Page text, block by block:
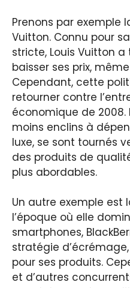
Prenons par exemple
Vuitton. Connu pour
stricte, Louis Vuitton
baisser ses prix,
Cependant, cette
retourner contre
économique de
moins enclins à
luxe, se sont tournés
des produits de
plus abordables.
Un autre exemple est
l’époque où elle
smartphones,
stratégie
pour ses produits.
et d’autres